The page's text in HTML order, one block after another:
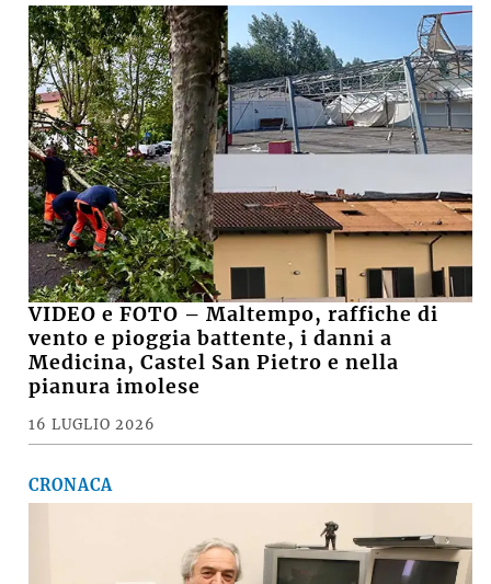
VIDEO e FOTO – Maltempo, raffiche di
vento e pioggia battente, i danni a
Medicina, Castel San Pietro e nella
pianura imolese
16 LUGLIO 2026
CRONACA